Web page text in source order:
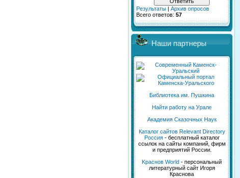
Результаты | Архив опросов
Всего ответов: 57
Наши партнеры
Библиотека им. Пушкина
Найти работу на Урале
Академия Сказочных Наук
Каталог сайтов Relevant Directory
Россия- бесплатный каталог
ссылок на сайты компаний, фирм
и предприятий России.
Kраснов World - персональный
литературный сайт Игоря
Краснова